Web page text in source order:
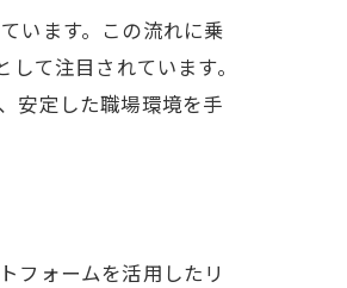
います。この流れに乗
て注目されています。
安定した職場環境を手
フォームを活用したリ